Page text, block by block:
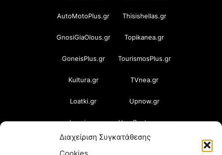
Διαχείριση Συγκατάθεσης
AutoMotoPlus.gr Thisishellas.gr
GnosiGiaOlous.gr Topikanea.gr
GoneisPlus.gr TourismosPlus.gr
Kultura.gr TVnea.gr
Loatki.gr Upnow.gr
Loveis.gr VresSyntages.gr
ModernaGynaika.gr Xristianika.gr